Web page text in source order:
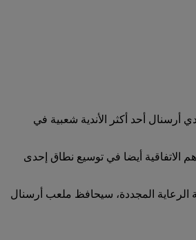
فقد أحرز لقب الدوري الممتاز 3 مرات وسجل رقما قياسيا بفوزه بلقب كأس الاتحاد الإنجليزي 14 مرة. يعد نادي أرسنال أحد أكثر الأندية شعبية في
في تاريخ الدوري الممتاز. تساهم الاتفاقية أيضا في توسيع نطاق إحدى
ألف مقعد جزءا من هوية النادي، وبموجب اتفاقية الرعاية المجددة، سيحافظ ملعب أرسنال